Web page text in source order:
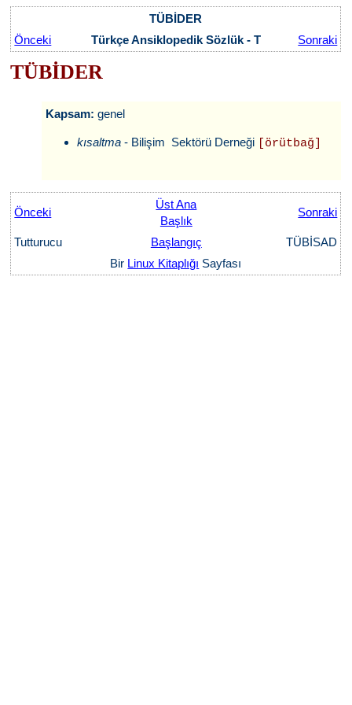
TÜBİDER
Önceki
Türkçe Ansiklopedik Sözlük - T Sonraki
TÜBİDER
Kapsam:genel
kısaltma - Bilişim Sektörü Derneği [örütbağ]
Önceki
Üst Ana
Başlık
Sonraki
Tutturucu Başlangıç
TÜBİSAD
Bir Linux Kitaplığı Sayfası